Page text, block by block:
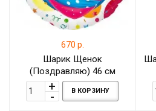
670 р.
Шарик Щенок
(Поздравляю) 46 см
В КОРЗИНУ